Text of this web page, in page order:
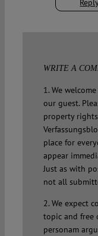
WRITE A
1. We
our guest.
property
place for
appear
Just as with
not all
2. We expect
topic and free
personam